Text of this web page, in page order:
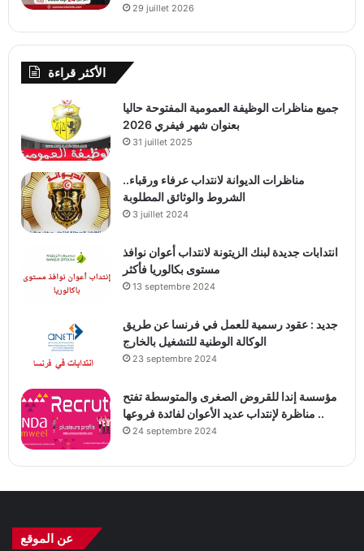
29 juillet 2026
الأكثر قراءة
جميع مناظرات الوظيفة العمومية المفتوحة حاليا
بعنوان شهر فيفري 2026
31 juillet 2025
مناظرات الديوانة لانتداب عرفاء ورقباء..
الشروط والوثائق المطلوبة
3 juillet 2024
انتدابات جديدة لبنك الزيتونة لانتداب أعوان نوافذ
مستوى بكالوريا فأكثر
13 septembre 2024
جديد : عقود رسمية للعمل في فرنسا عن طريق
الوكالة الوطنية للتشغيل بالخارج
23 septembre 2024
مؤسسة إندا للقروض الصغرى والمتوسطة تفتح
مناظرة لإنتداب عديد الأعوان لفائدة فروعها ..
24 septembre 2024
عن الموقع